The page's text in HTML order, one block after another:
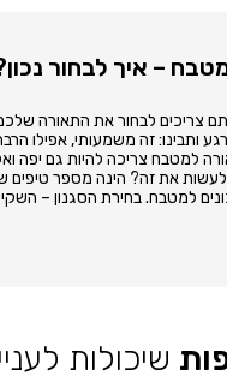
– איך לבחור
צריכים לבחור את התאורה
ותבינו: זה משמעותי, אפילו
למטבח צריכה להיות גם יפה
את זה? הינה מספר טיפים
למטבח. בחירת הסגנון –
שיכולות